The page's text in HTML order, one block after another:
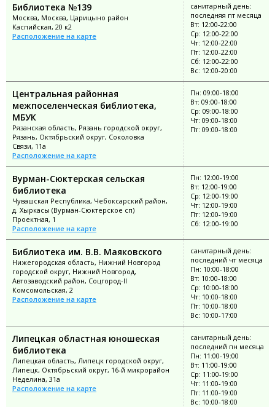
Библиотека №139
Москва, Москва, Царицыно район
Каспийская, 20 к2
Расположение на карте
санитарный день:
последняя пт месяца
Вт: 12:00-22:00
Ср: 12:00-22:00
Чт: 12:00-22:00
Пт: 12:00-22:00
Сб: 12:00-22:00
Вс: 12:00-20:00
Центральная районная
межпоселенческая библиотека,
МБУК
Рязанская область, Рязань городской округ,
Рязань, Октябрьский округ, Соколовка
Связи, 11а
Расположение на карте
Пн: 09:00-18:00
Вт: 09:00-18:00
Ср: 09:00-18:00
Чт: 09:00-18:00
Пт: 09:00-18:00
Вурман-Сюктерская сельская
библиотека
Чувашская Республика, Чебоксарский район,
д. Хыркасы (Вурман-Сюктерское сп)
Проектная, 1
Расположение на карте
Пн: 12:00-19:00
Вт: 12:00-19:00
Ср: 12:00-19:00
Чт: 12:00-19:00
Пт: 12:00-19:00
Сб: 12:00-19:00
Библиотека им. В.В. Маяковского
Нижегородская область, Нижний Новгород
городской округ, Нижний Новгород,
Автозаводский район, Соцгород-II
Комсомольская, 2
Расположение на карте
санитарный день:
последний чт месяца
Пн: 10:00-18:00
Вт: 10:00-18:00
Ср: 10:00-18:00
Чт: 10:00-18:00
Пт: 10:00-18:00
Вс: 10:00-17:00
Липецкая областная юношеская
библиотека
Липецкая область, Липецк городской округ,
Липецк, Октябрьский округ, 16-й микрорайон
Неделина, 31а
Расположение на карте
санитарный день:
последний пн месяца
Пн: 11:00-19:00
Вт: 11:00-19:00
Ср: 11:00-19:00
Чт: 11:00-19:00
Пт: 11:00-19:00
Вс: 10:00-18:00